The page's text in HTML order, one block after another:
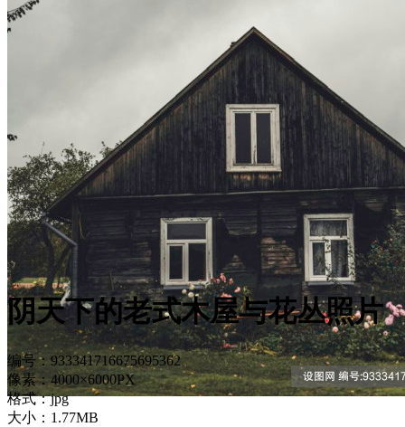
阴天下的老式木屋与花丛照片
编号：933341716675695362
像素：4000×6000PX
格式：jpg
大小：1.77MB